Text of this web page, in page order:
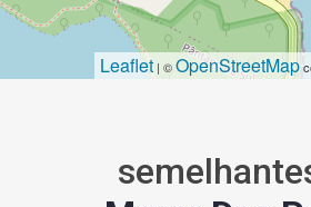
Leaflet | ©OpenStreetMap